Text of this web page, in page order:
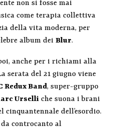
non si fosse mai
come terapia collettiva
della vita moderna, per
album dei Blur.
anche per i richiami alla
serata del 21 giugno viene
Redux Band, super-gruppo
Urselliche suona i brani
cinquantennale dell’esordio.
controcanto al